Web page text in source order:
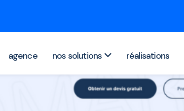
agence nos solutions réalisations